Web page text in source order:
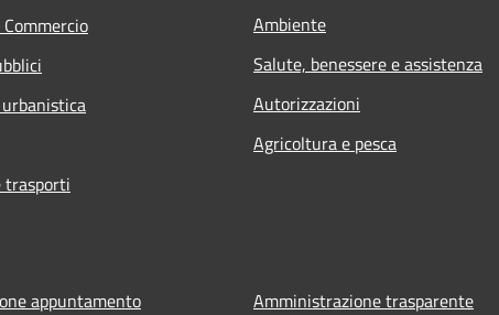
trasporti
Ambiente
Salute, benessere e assistenza
Autorizzazioni
Agricoltura e pesca
appuntamento Amministrazione trasparente